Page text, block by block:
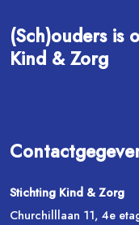
(Sch)ouders is
Kind & Zorg
Stichting Kind & Zorg
Churchilllaan 11, 4e